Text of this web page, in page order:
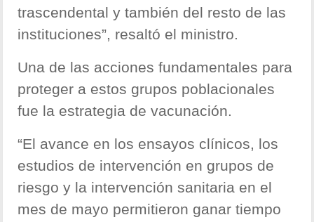
trascendental y también del resto de las
instituciones”, resaltó el ministro.
Una de las acciones fundamentales para
proteger a estos grupos poblacionales
fue la estrategia de vacunación.
“El avance en los ensayos clínicos, los
estudios de intervención en grupos de
riesgo y la intervención sanitaria en el
mes de mayo permitieron ganar tiempo